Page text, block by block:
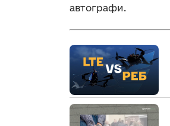
автографи.